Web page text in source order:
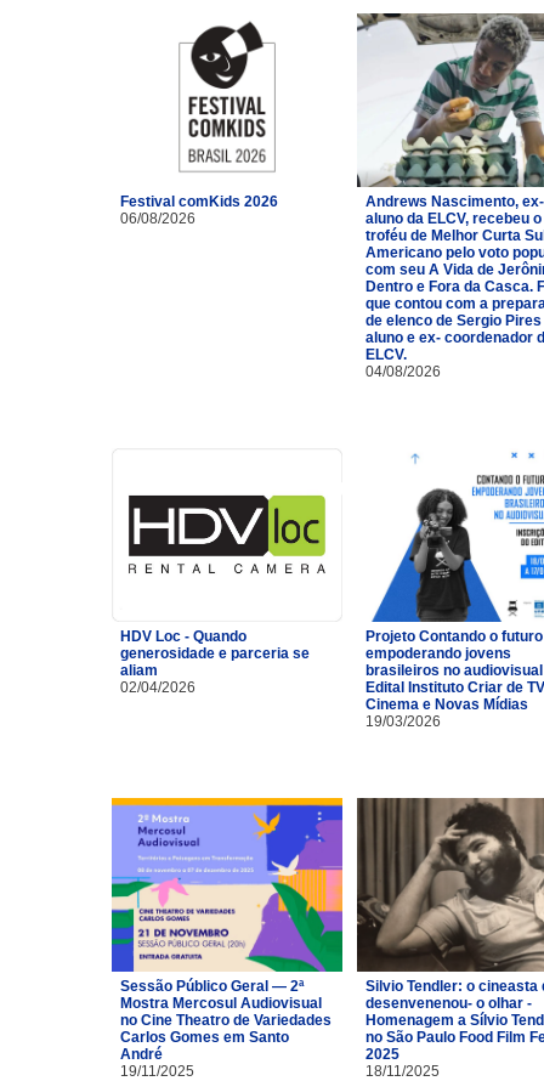
Festival comKids 2026
06/08/2026
Andrews Nascimento, ex-
aluno da ELCV, recebeu o
troféu de Melhor Curta
Americano pelo voto
com seu A Vida de
Dentro e Fora da Casca.
que contou com a
de elenco de Sergio
aluno e ex- coordenador
ELCV.
04/08/2026
HDV Loc - Quando
generosidade e parceria se
aliam
02/04/2026
Projeto Contando o
empoderando jovens
brasileiros no
Edital Instituto Criar de
Cinema e Novas Mídias
19/03/2026
Sessão Público Geral — 2ª
Mostra Mercosul Audiovisual
no Cine Theatro de Variedades
Carlos Gomes em Santo
André
19/11/2025
Silvio Tendler: o cineasta
desenvenenou- o olhar -
Homenagem a Sílvio
no São Paulo Food Film
2025
18/11/2025